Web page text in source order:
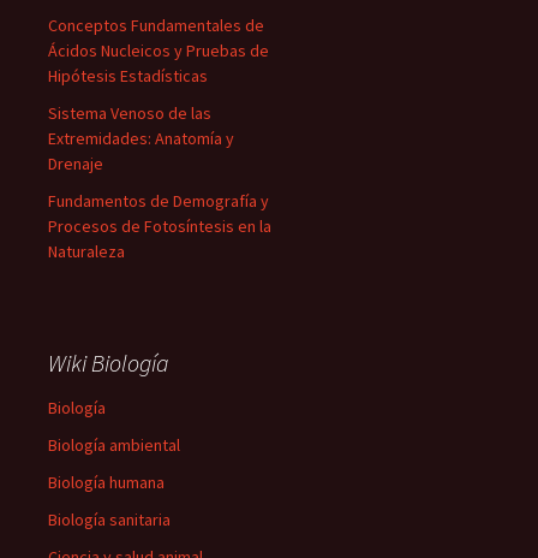
Conceptos Fundamentales de
Ácidos Nucleicos y Pruebas de
Hipótesis Estadísticas
Sistema Venoso de las
Extremidades: Anatomía y
Drenaje
Fundamentos de Demografía y
Procesos de Fotosíntesis en la
Naturaleza
Wiki Biología
Biología
Biología ambiental
Biología humana
Biología sanitaria